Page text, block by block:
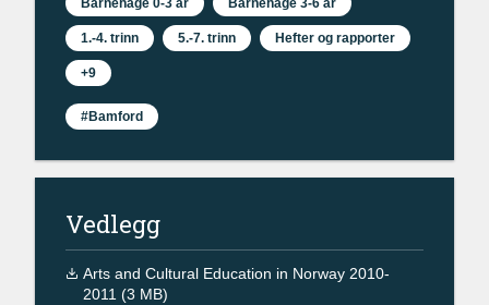
Barnehage 0-3 år Barnehage 3-6 år
1.-4. trinn 5.-7. trinn Hefter og rapporter
+9
#Bamford
Vedlegg
Arts and Cultural Education in Norway 2010-
2011 (3 MB)